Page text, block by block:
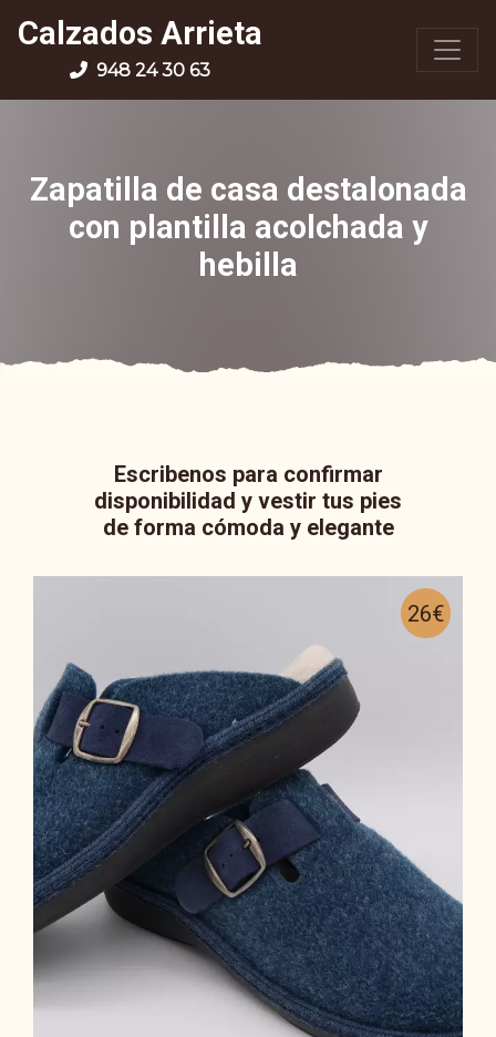
Calzados Arrieta
948 24 30 63
Zapatilla de casa destalonada
con plantilla acolchada y
hebilla
Escribenos para confirmar
disponibilidad y vestir tus pies
de forma cómoda y elegante
26€